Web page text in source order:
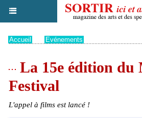
Accueil Evénements
La 15e édition du
Festival
L'appel à films est lancé !